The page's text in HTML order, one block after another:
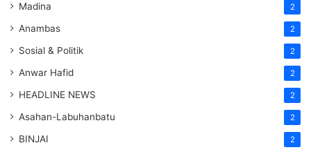
Madina 2
Anambas 2
Sosial & Politik 2
Anwar Hafid 2
HEADLINE NEWS 2
Asahan-Labuhanbatu 2
BINJAI 2